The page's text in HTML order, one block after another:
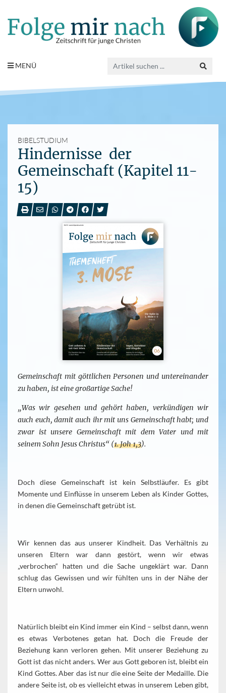
MENÜ
BIBELSTUDIUM
Hindernisse der
Gemeinschaft (Kapitel 11-
15)
Gemeinschaft mit göttlichen Personen und untereinander
zu haben, ist eine großartige Sache!
„Was wir gesehen und gehört haben, verkündigen wir
auch euch, damit auch ihr mit uns Gemeinschaft habt; und
zwar ist unsere Gemeinschaft mit dem Vater und mit
seinem Sohn Jesus Christus“ (1. Joh 1,3).
Doch diese Gemeinschaft ist kein Selbstläufer. Es gibt
Momente und Einflüsse in unserem Leben als Kinder Gottes,
in denen die Gemeinschaft getrübt ist.
Wir kennen das aus unserer Kindheit. Das Verhältnis zu
unseren Eltern war dann gestört, wenn wir etwas
„verbrochen“ hatten und die Sache ungeklärt war. Dann
schlug das Gewissen und wir fühlten uns in der Nähe der
Eltern unwohl.
Natürlich bleibt ein Kind immer ein Kind – selbst dann, wenn
es etwas Verbotenes getan hat. Doch die Freude der
Beziehung kann verloren gehen. Mit unserer Beziehung zu
Gott ist das nicht anders. Wer aus Gott geboren ist, bleibt ein
Kind Gottes. Aber das ist nur die eine Seite der Medaille. Die
andere Seite ist, ob es vielleicht etwas in unserem Leben gibt,